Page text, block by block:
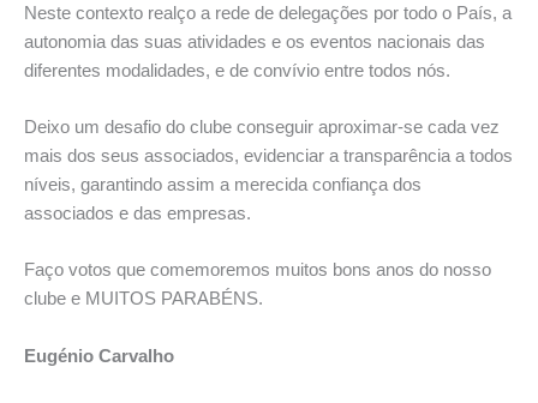
Neste contexto realço a rede de delegações por todo o País, a
autonomia das suas atividades e os eventos nacionais das
diferentes modalidades, e de convívio entre todos nós.
Deixo um desafio do clube conseguir aproximar-se cada vez
mais dos seus associados, evidenciar a transparência a todos
níveis, garantindo assim a merecida confiança dos
associados e das empresas.
Faço votos que comemoremos muitos bons anos do nosso
clube e MUITOS PARABÉNS.
Eugénio Carvalho